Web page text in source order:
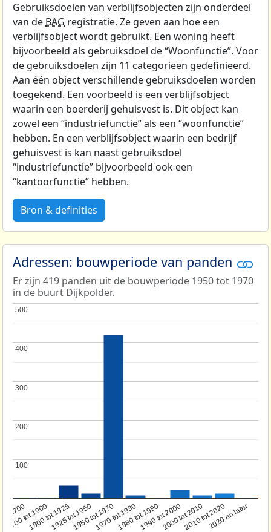
Gebruiksdoelen van verblijfsobjecten zijn onderdeel
van de BAG registratie. Ze geven aan hoe een
verblijfsobject wordt gebruikt. Een woning heeft
bijvoorbeeld als gebruiksdoel de “Woonfunctie”. Voor
de gebruiksdoelen zijn 11 categorieën gedefinieerd.
Aan één object verschillende gebruiksdoelen worden
toegekend. Een voorbeeld is een verblijfsobject
waarin een boerderij gehuisvest is. Dit object kan
zowel een “industriefunctie” als een “woonfunctie”
hebben. En een verblijfsobject waarin een bedrijf
gehuisvest is kan naast gebruiksdoel
“industriefunctie” bijvoorbeeld ook een
“kantoorfunctie” hebben.
Bron & definities
Adressen: bouwperiode van panden
Er zijn 419 panden uit de bouwperiode 1950 tot 1970
in de buurt Dijkpolder.
1700
1700 tot 1900
1900 tot 19251925 tot 19501950 tot 19701970 tot 19801980 tot 19901990 tot 20002000 tot 20102010 tot 20202020 en later
100
100
200
200
300
300
400
400
500
500